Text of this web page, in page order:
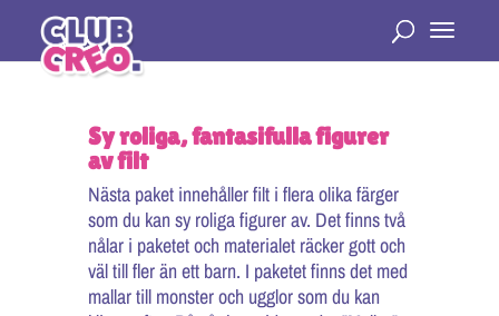
Sy roliga, fantasifulla figurer
av filt
Nästa paket innehåller filt i flera olika färger
som du kan sy roliga figurer av. Det finns två
nålar i paketet och materialet räcker gott och
väl till fler än ett barn. I paketet finns det med
mallar till monster och ugglor som du kan